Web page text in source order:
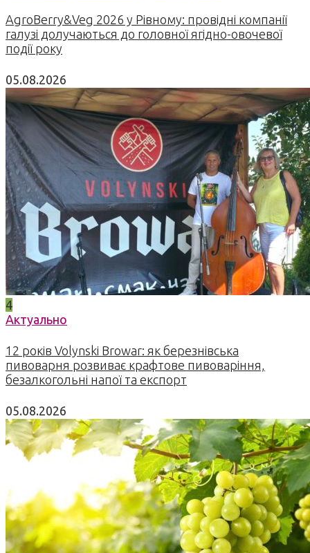
AgroBerry&Veg 2026 у Рівному: провідні компанії
галузі долучаються до головної ягідно-овочевої
події року
05.08.2026
4
Актуально
12 років Volynski Browar: як березнівська
пивоварня розвиває крафтове пивоваріння,
безалкогольні напої та експорт
05.08.2026